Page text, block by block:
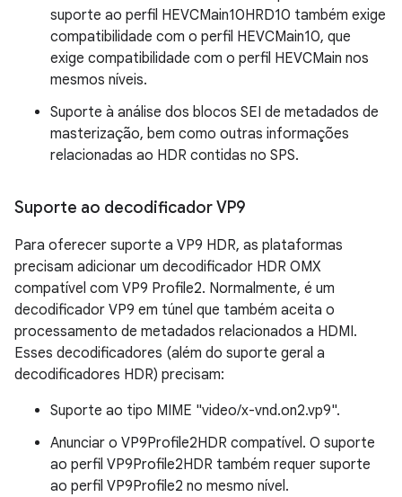
suporte ao perfil HEVCMain10HRD10 também exige
compatibilidade com o perfil HEVCMain10, que
exige compatibilidade com o perfil HEVCMain nos
mesmos níveis.
Suporte à análise dos blocos SEI de metadados de
masterização, bem como outras informações
relacionadas ao HDR contidas no SPS.
Suporte ao decodificador VP9
Para oferecer suporte a VP9 HDR, as plataformas
precisam adicionar um decodificador HDR OMX
compatível com VP9 Profile2. Normalmente, é um
decodificador VP9 em túnel que também aceita o
processamento de metadados relacionados a HDMI.
Esses decodificadores (além do suporte geral a
decodificadores HDR) precisam:
Suporte ao tipo MIME "video/x-vnd.on2.vp9".
Anunciar o VP9Profile2HDR compatível. O suporte
ao perfil VP9Profile2HDR também requer suporte
ao perfil VP9Profile2 no mesmo nível.